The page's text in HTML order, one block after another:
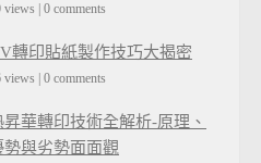
views 0 comments
轉印貼紙製作技巧大揭密
views 0 comments
昇華轉印技術全解析-原理、
勢與劣勢面面觀